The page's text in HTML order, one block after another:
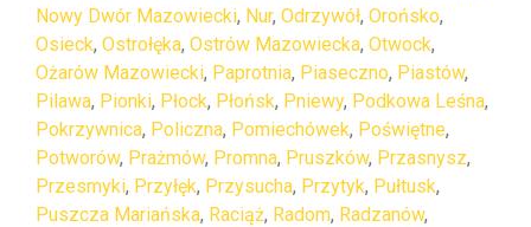
Nowy Dwór Mazowiecki, Nur, Odrzywół, Orońsko,
Osieck, Ostrołęka, Ostrów Mazowiecka, Otwock,
Ożarów Mazowiecki, Paprotnia, Piaseczno, Piastów,
Pilawa, Pionki, Płock, Płońsk, Pniewy, Podkowa Leśna,
Pokrzywnica, Policzna, Pomiechówek, Poświętne,
Potworów, Prażmów, Promna, Pruszków, Przasnysz,
Przesmyki, Przyłęk, Przysucha, Przytyk, Pułtusk,
Puszcza Mariańska, Raciąż, Radom, Radzanów,